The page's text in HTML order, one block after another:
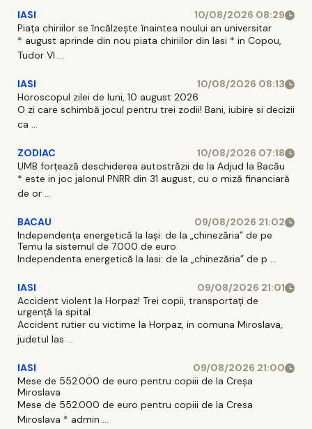
IASI
10/08/2026 08:29
Piața chiriilor se încălzește înaintea noului an universitar
* august aprinde din nou piata chiriilor din Iasi * in Copou,
Tudor Vl ...
IASI
10/08/2026 08:13
Horoscopul zilei de luni, 10 august 2026
O zi care schimbă jocul pentru trei zodii! Bani, iubire si decizii
ca ...
ZODIAC
10/08/2026 07:18
UMB forțează deschiderea autostrăzii de la Adjud la Bacău
* este in joc jalonul PNRR din 31 august, cu o miză financiară
de or ...
BACAU
09/08/2026 21:02
Independența energetică la Iași: de la „chinezăria” de pe
Temu la sistemul de 7.000 de euro
Independenta energetică la Iasi: de la „chinezăria” de p ...
IASI
09/08/2026 21:01
Accident violent la Horpaz! Trei copii, transportați de
urgență la spital
Accident rutier cu victime la Horpaz, in comuna Miroslava,
judetul Ias ...
IASI
09/08/2026 21:00
Mese de 552.000 de euro pentru copiii de la Creșa
Miroslava
Mese de 552.000 de euro pentru copiii de la Cresa
Miroslava * admin ...